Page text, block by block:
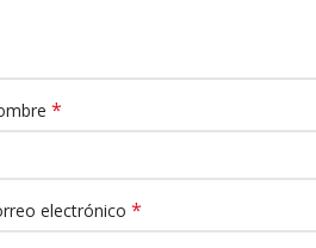
*
electrónico *